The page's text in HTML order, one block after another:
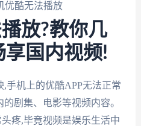
优酷无法播放
放?教你几
享国内视频!
手机上的优酷APP无法正常
剧集、电影等视频内容。
疼,毕竟视频是娱乐生活中